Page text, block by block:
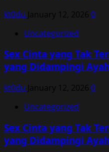
kt0du January 12, 2026 0
Uncategorized
Sex Cinta yang Tak
yang Didampingi
kt0du January 12, 2026 0
Uncategorized
Sex Cinta yang Tak
yang Didampingi